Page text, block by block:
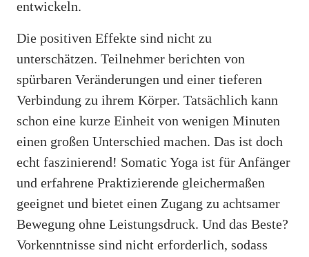
entwickeln.
Die positiven Effekte sind nicht zu
unterschätzen. Teilnehmer berichten von
spürbaren Veränderungen und einer tieferen
Verbindung zu ihrem Körper. Tatsächlich kann
schon eine kurze Einheit von wenigen Minuten
einen großen Unterschied machen. Das ist doch
echt faszinierend! Somatic Yoga ist für Anfänger
und erfahrene Praktizierende gleichermaßen
geeignet und bietet einen Zugang zu achtsamer
Bewegung ohne Leistungsdruck. Und das Beste?
Vorkenntnisse sind nicht erforderlich, sodass